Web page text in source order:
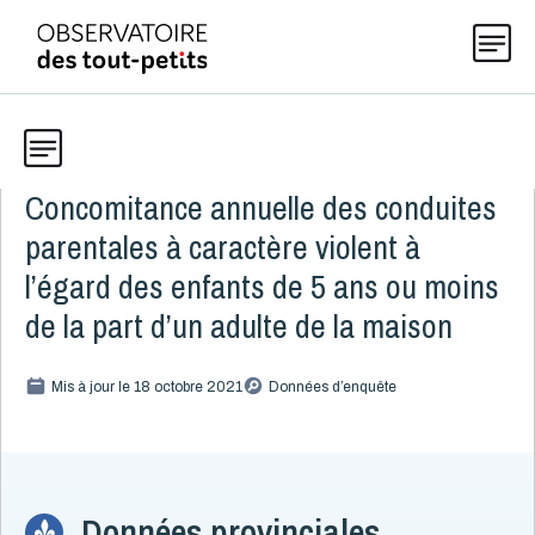
Thématiques
Explorer les données 0-5
Publications
À propos
Données
Toute la liste
Développement
Concomitance annuelle des conduites
parentales à caractère violent à
l’égard des enfants de 5 ans ou moins
de la part d’un adulte de la maison
Mis à jour le 18 octobre 2021 Données d’enquête